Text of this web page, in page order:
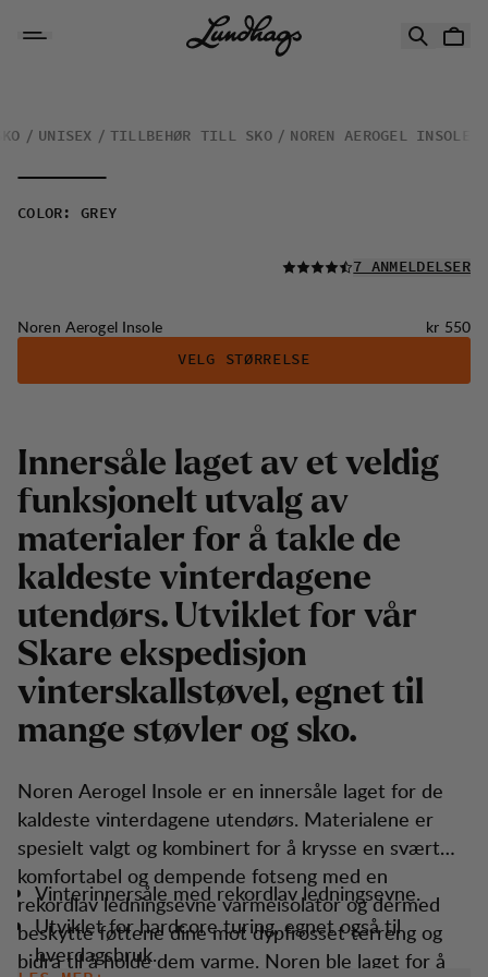
UNISEX TILLBEHØR TILL SKO NOREN AEROGEL INSOLE
COLOR : GREY
LES ALLE
7 ANMELDELSER
Noren Aerogel Insole Pris:
kr 550
VELG STØRRELSE
Innersåle laget av et veldig
funksjonelt utvalg av
materialer for å takle de
kaldeste vinterdagene
utendørs. Utviklet for vår
Skare ekspedisjon
vinterskallstøvel, egnet til
mange støvler og sko.
Noren Aerogel Insole er en innersåle laget for de
kaldeste vinterdagene utendørs. Materialene er
spesielt valgt og kombinert for å krysse en svært
komfortabel og dempende fotseng med en
rekordlav ledningsevne varmeisolator og dermed
beskytte føttene dine mot dypfrosset terreng og
bidra til å holde dem varme. Noren ble laget for å
Vinterinnersåle med rekordlav ledningsevne.
Utviklet for hardcore turing, egnet også til
hverdagsbruk.